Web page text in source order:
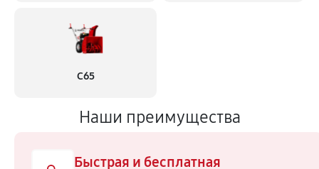
С65
Наши преимущества
Быстрая и бесплатная